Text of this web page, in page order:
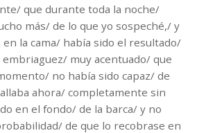
que durante toda la noche/
más/ de lo que yo sospeché,/ y
en la cama/ había sido el resultado/
muy acentuado/ que
no había sido capaz/ de
ahora/ completamente sin
en el fondo/ de la barca/ y no
de que lo recobrase en